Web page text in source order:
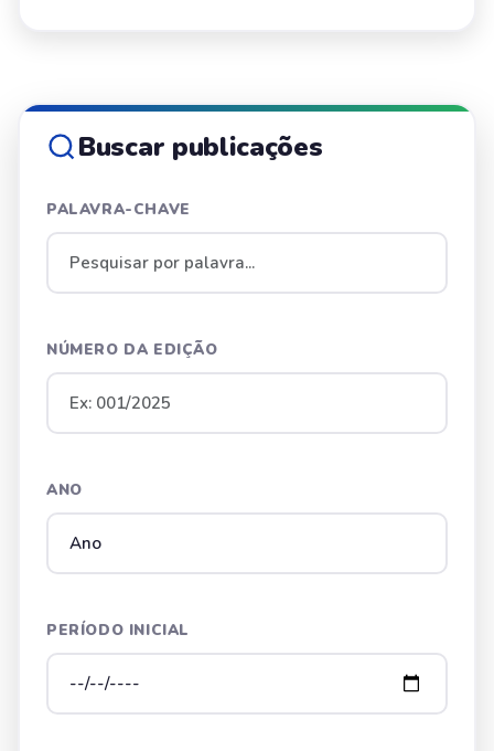
Buscar publicações
PALAVRA-CHAVE
NÚMERO DA EDIÇÃO
ANO
PERÍODO INICIAL